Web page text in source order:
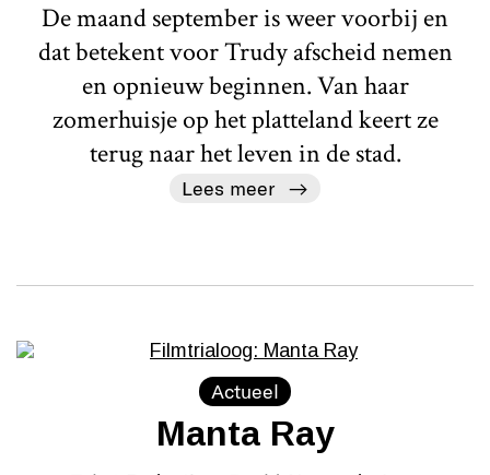
De maand september is weer voorbij en
dat betekent voor Trudy afscheid nemen
en opnieuw beginnen. Van haar
zomerhuisje op het platteland keert ze
terug naar het leven in de stad.
Lees meer
Actueel
Manta Ray